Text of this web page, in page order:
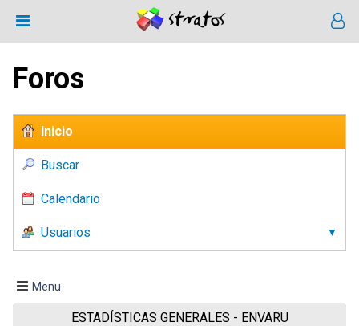
Foros
Inicio
Buscar
Calendario
Usuarios
Menu
ESTADÍSTICAS GENERALES - ENVARU